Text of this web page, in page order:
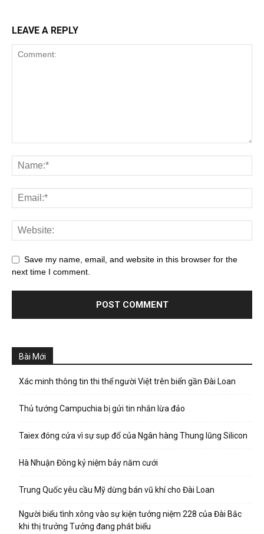
LEAVE A REPLY
Save my name, email, and website in this browser for the
next time I comment.
Bài Mới
Xác minh thông tin thi thể người Việt trên biển gần Đài Loan
Thủ tướng Campuchia bị gửi tin nhắn lừa đảo
Taiex đóng cửa vì sự sụp đổ của Ngân hàng Thung lũng Silicon
Hà Nhuận Đông kỷ niệm bảy năm cưới
Trung Quốc yêu cầu Mỹ dừng bán vũ khí cho Đài Loan
Người biểu tình xông vào sự kiện tưởng niệm 228 của Đài Bắc
khi thị trưởng Tưởng đang phát biểu